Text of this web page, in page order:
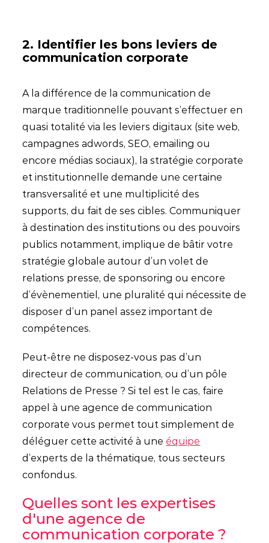
2. Identifier les bons leviers de
communication corporate
A la différence de la communication de
marque traditionnelle pouvant s’effectuer en
quasi totalité via les leviers digitaux (site web,
campagnes adwords, SEO, emailing ou
encore médias sociaux), la stratégie corporate
et institutionnelle demande une certaine
transversalité et une multiplicité des
supports, du fait de ses cibles. Communiquer
à destination des institutions ou des pouvoirs
publics notamment, implique de bâtir votre
stratégie globale autour d’un volet de
relations presse, de sponsoring ou encore
d’évènementiel, une pluralité qui nécessite de
disposer d’un panel assez important de
compétences.
Peut-être ne disposez-vous pas d’un
directeur de communication, ou d’un pôle
Relations de Presse ? Si tel est le cas, faire
appel à une agence de communication
corporate vous permet tout simplement de
déléguer cette activité à une équipe
d’experts de la thématique, tous secteurs
confondus.
Quelles sont les expertises
d'une agence de
communication corporate ?